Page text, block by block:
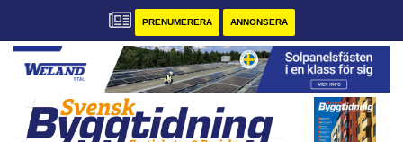
PRENUMERERA ANNONSERA